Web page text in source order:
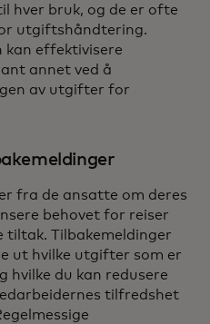
hver bruk, og de er ofte
utgiftshåndtering.
kan effektivisere
annet ved å
av utgifter for
fra de ansatte om deres
behovet for reiser
tiltak. Tilbakemeldinger
ut hvilke utgifter som er
du kan redusere
tilfredshet